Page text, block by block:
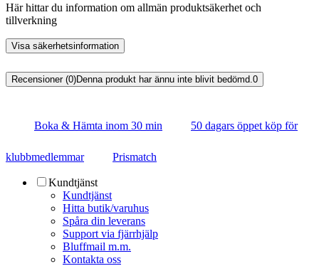
Här hittar du information om allmän produktsäkerhet och
tillverkning
Visa säkerhetsinformation
Recensioner (0)Denna produkt har ännu inte blivit bedömd. 0
Boka & Hämta inom 30 min 50 dagars öppet köp för
klubbmedlemmar Prismatch
Kundtjänst
Kundtjänst
Hitta butik/varuhus
Spåra din leverans
Support via fjärrhjälp
Bluffmail m.m.
Kontakta oss